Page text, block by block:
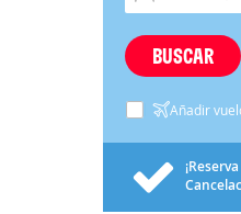
BUSCAR
Añadir